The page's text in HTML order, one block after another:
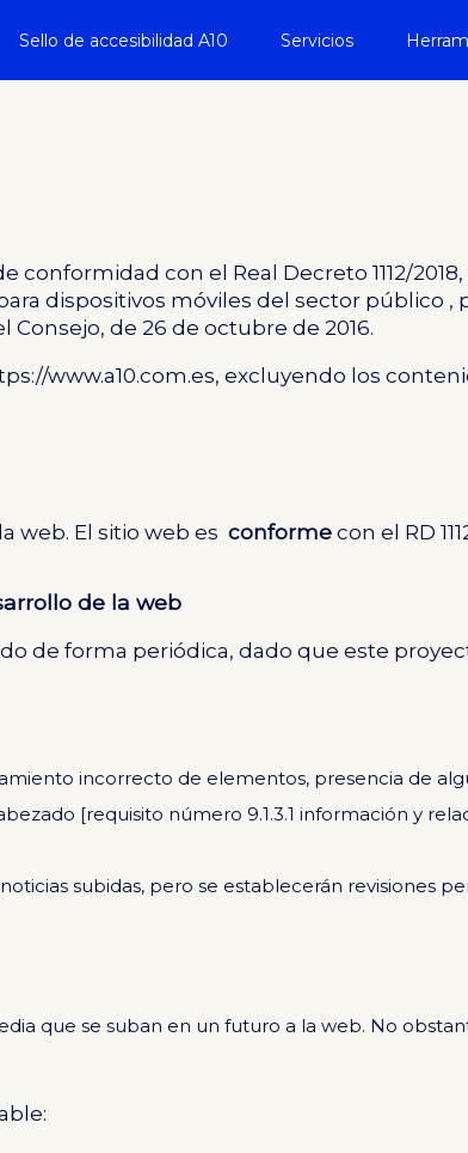
Sello de accesibilidad A10 Servicios
conformidad con el Real Decreto 1112/
dispositivos móviles del sector público ,
de 26 de octubre de 2016.
www.a10.com.es, excluyendo los
web. El sitio web es conforme con el RD
de la web
de forma periódica, dado que este
incorrecto de elementos, presencia de
[requisito número 9.1.3.1 información y
subidas, pero se establecerán revisiones
que se suban en un futuro a la web. No